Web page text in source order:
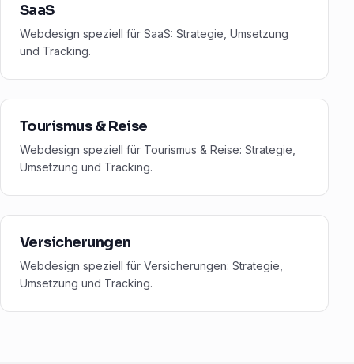
SaaS
Webdesign speziell für SaaS: Strategie, Umsetzung
und Tracking.
Tourismus & Reise
Webdesign speziell für Tourismus & Reise: Strategie,
Umsetzung und Tracking.
Versicherungen
Webdesign speziell für Versicherungen: Strategie,
Umsetzung und Tracking.